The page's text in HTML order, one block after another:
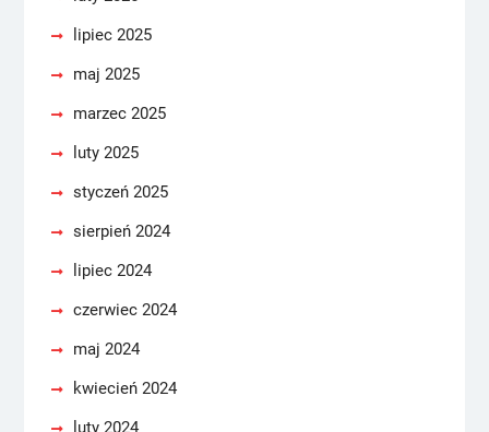
lipiec 2025
maj 2025
marzec 2025
luty 2025
styczeń 2025
sierpień 2024
lipiec 2024
czerwiec 2024
maj 2024
kwiecień 2024
luty 2024